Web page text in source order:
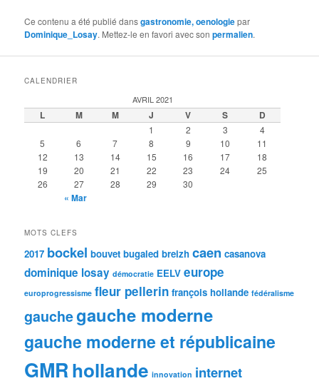
Ce contenu a été publié dansgastronomie, oenologiepar
Dominique_Losay. Mettez-le en favori avec sonpermalien.
CALENDRIER
AVRIL 2021
L M M J V S D
1 2 3
4
5
6 7 8 9 10
11
12
13 14 15 16 17
18
19
20 21 22 23 24
25
26
27 28 29 30
« Mar
MOTS CLEFS
2017 bockel bouvet bugaled breizh caen casanova
dominique losay démocratie EELV europe
europrogressisme fleur pellerin françois hollande fédéralisme
gauchegauche moderne
gauche moderne et républicaine
GMRhollande innovation internet